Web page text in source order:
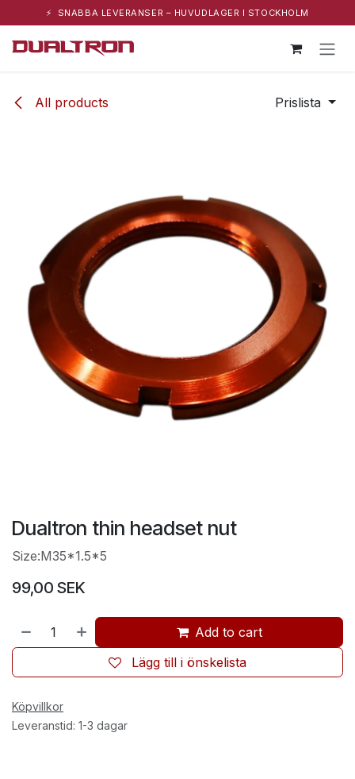
⚡ SNABBA LEVERANSER – HUVUDLAGER I STOCKHOLM
All products Prislista
Dualtron thin headset nut
Size:M35*1.5*5
99,00 SEK
Add to cart
Lägg till i önskelista
Köpvillkor
Leveranstid: 1-3 dagar